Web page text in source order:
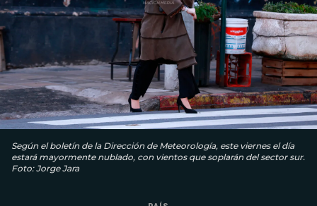
Según el boletín de la Dirección de Meteorología, este viernes el día
estará mayormente nublado, con vientos que soplarán del sector sur.
Foto: Jorge Jara